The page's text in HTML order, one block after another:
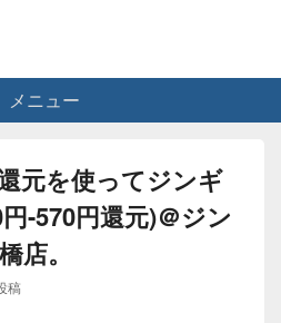
メニュー
元を使ってジンギ
-570円還元)＠ジン
店。
稿